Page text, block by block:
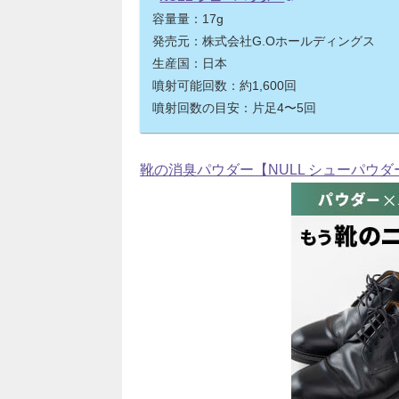
容量量：17g
発売元：株式会社G.Oホールディングス
生産国：日本
噴射可能回数：約1,600回
噴射回数の目安：片足4〜5回
靴の消臭パウダー【NULL シューパウダ